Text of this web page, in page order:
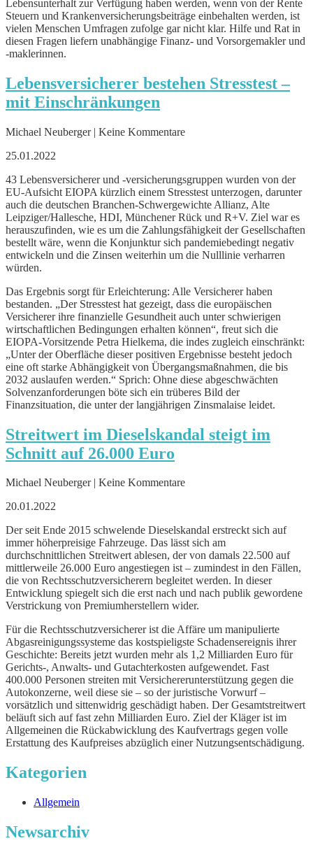
Lebensunterhalt zur Verfügung haben werden, wenn von der Rente
Steuern und Krankenversicherungsbeiträge einbehalten werden, ist
vielen Menschen Umfragen zufolge gar nicht klar. Hilfe und Rat in
diesen Fragen liefern unabhängige Finanz- und Vorsorgemakler und
-maklerinnen.
Lebensversicherer bestehen Stresstest –
mit Einschränkungen
Michael Neuberger | Keine Kommentare
25.01.2022
43 Lebensversicherer und -versicherungsgruppen wurden von der
EU-Aufsicht EIOPA kürzlich einem Stresstest unterzogen, darunter
auch die deutschen Branchen-Schwergewichte Allianz, Alte
Leipziger/Hallesche, HDI, Münchener Rück und R+V. Ziel war es
herauszufinden, wie es um die Zahlungsfähigkeit der Gesellschaften
bestellt wäre, wenn die Konjunktur sich pandemiebedingt negativ
entwickeln und die Zinsen weiterhin um die Nulllinie verharren
würden.
Das Ergebnis sorgt für Erleichterung: Alle Versicherer haben
bestanden. „Der Stresstest hat gezeigt, dass die europäischen
Versicherer ihre finanzielle Gesundheit auch unter schwierigen
wirtschaftlichen Bedingungen erhalten können“, freut sich die
EIOPA-Vorsitzende Petra Hielkema, die indes zugleich einschränkt:
„Unter der Oberfläche dieser positiven Ergebnisse besteht jedoch
eine oft starke Abhängigkeit von Übergangsmaßnahmen, die bis
2032 auslaufen werden.“ Sprich: Ohne diese abgeschwächten
Solvenzanforderungen böte sich ein trüberes Bild der
Finanzsituation, die unter der langjährigen Zinsmalaise leidet.
Streitwert im Dieselskandal steigt im
Schnitt auf 26.000 Euro
Michael Neuberger | Keine Kommentare
20.01.2022
Der seit Ende 2015 schwelende Dieselskandal erstreckt sich auf
immer höherpreisige Fahrzeuge. Das lässt sich am
durchschnittlichen Streitwert ablesen, der von damals 22.500 auf
mittlerweile 26.000 Euro angestiegen ist – zumindest in den Fällen,
die von Rechtsschutzversicherern begleitet werden. In dieser
Entwicklung spiegelt sich die erst nach und nach publik gewordene
Verstrickung von Premiumherstellern wider.
Für die Rechtsschutzversicherer ist die Affäre um manipulierte
Abgasreinigungssysteme das kostspieligste Schadensereignis ihrer
Geschichte: Bereits jetzt wurden mehr als 1,2 Milliarden Euro für
Gerichts-, Anwalts- und Gutachterkosten aufgewendet. Fast
400.000 Personen streiten mit Versichererunterstützung gegen die
Autokonzerne, weil diese sie – so der juristische Vorwurf –
vorsätzlich und sittenwidrig geschädigt haben. Der Gesamtstreitwert
beläuft sich auf fast zehn Milliarden Euro. Ziel der Kläger ist im
Allgemeinen die Rückabwicklung des Kaufvertrags gegen volle
Erstattung des Kaufpreises abzüglich einer Nutzungsentschädigung.
Kategorien
Allgemein
Newsarchiv